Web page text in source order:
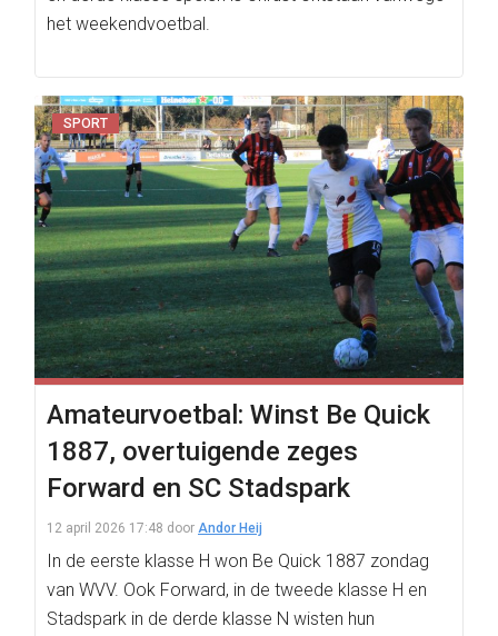
het weekendvoetbal.
SPORT
Amateurvoetbal: Winst Be Quick
1887, overtuigende zeges
Forward en SC Stadspark
12 april 2026 17:48 door Andor Heij
In de eerste klasse H won Be Quick 1887 zondag
van WVV. Ook Forward, in de tweede klasse H en
Stadspark in de derde klasse N wisten hun